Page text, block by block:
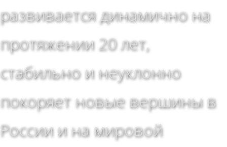
развивается динамично на
протяжении 20 лет,
стабильно и неуклонно
покоряет новые вершины в
России и на мировой